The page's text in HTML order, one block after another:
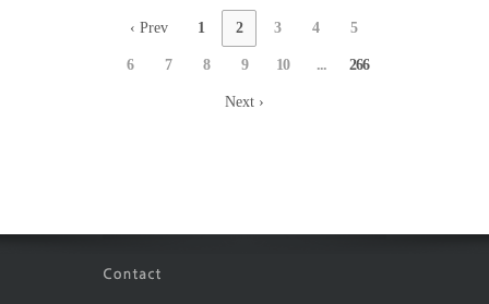
‹ Prev 1 2 3 4 5
6 7 8 9 10 ... 266
Next ›